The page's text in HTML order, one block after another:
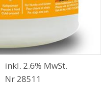
inkl. 2.6% MwSt.
Nr 28511